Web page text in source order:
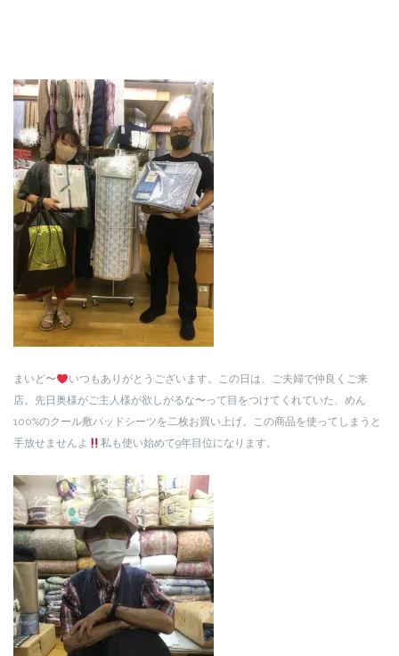
まいど〜
いつもありがとうございます。この日は、ご夫婦で仲良くご来
店。先日奥様がご主人様が欲しがるな〜って目をつけてくれていた、めん
100%のクール敷パッドシーツを二枚お買い上げ。この商品を使ってしまうと
手放せませんよ
私も使い始めて9年目位になります。